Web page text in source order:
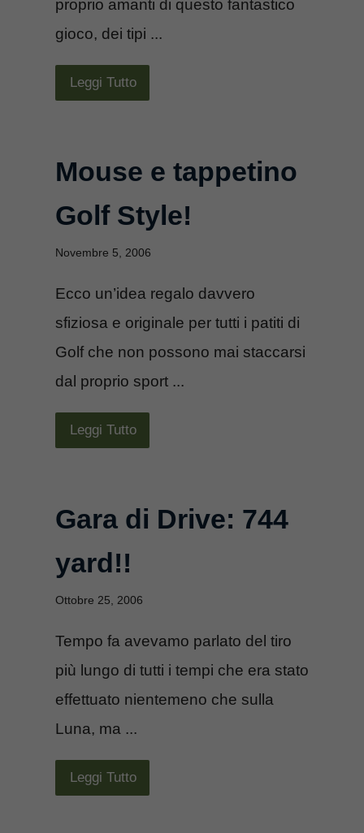
proprio amanti di questo fantastico
gioco, dei tipi ...
Leggi Tutto
Mouse e tappetino
Golf Style!
Novembre 5, 2006
Ecco un’idea regalo davvero
sfiziosa e originale per tutti i patiti di
Golf che non possono mai staccarsi
dal proprio sport ...
Leggi Tutto
Gara di Drive: 744
yard!!
Ottobre 25, 2006
Tempo fa avevamo parlato del tiro
più lungo di tutti i tempi che era stato
effettuato nientemeno che sulla
Luna, ma ...
Leggi Tutto